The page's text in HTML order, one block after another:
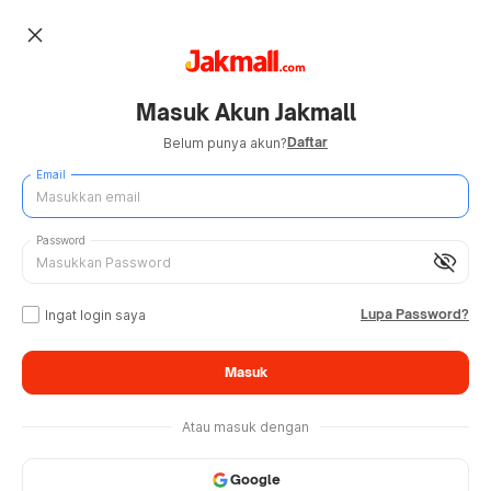
close
Masuk Akun Jakmall
Belum punya akun?Daftar
Email
visibility_off
Password
Ingat login saya Lupa Password?
Masuk
Atau masuk dengan
Google